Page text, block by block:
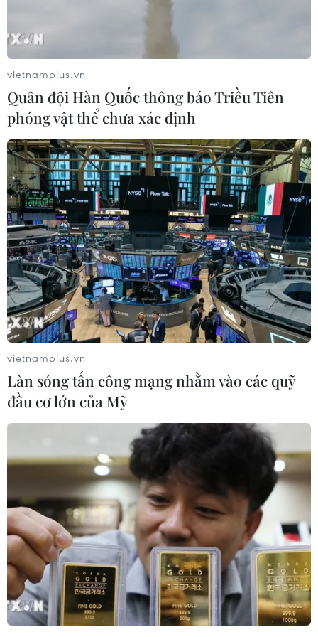
Thủ tướng Hungary Viktor Orban phát biểu tại một hội nghị ở
Budapest. (Ảnh: AFP/TTXVN)
Ngày 20/7, Ủy ban châu Âu (EC) tiếp tục đưa ra
cảnh báo tới Hungary như một phần trong quy
trình pháp lý chưa từng có tiền lệ có thể dẫn tới
việc đình chỉ hoặc cắt giảm các khoản trợ cấp từ
các quỹ của Liên minh châu Âu (EU) dành cho
quốc gia Trung Âu này.
Hồi cuối tháng Tư vừa qua, EC đã kích hoạt một
cơ chế pháp lý chưa từng được áp dụng trong
khối do những quan ngại về cách mà Hungary
sử dụng ngân sách viện trợ của châu Âu, liên
quan đến các điều kiện bàn giao hợp đồng
công, sử dụng quỹ thiếu minh bạch và thiếu
kiểm soát cũng như những thiếu sót trong công
tác chống tham nhũng.
[Thủ tướng Hungary khuyến nghị EU đàm
phán hòa bình với Nga]
Theo thủ tục, Hungary có 2 tháng để tự giải
vietnamplus.vn
Quân đội Hàn Quốc thông báo Triều Tiên
phóng vật thể chưa xác định
vietnamplus.vn
Làn sóng tấn công mạng nhằm vào các quỹ
đầu cơ lớn của Mỹ